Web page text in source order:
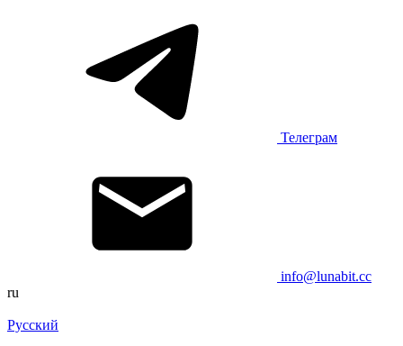
Телеграм
info@lunabit.cc
ru
Русский